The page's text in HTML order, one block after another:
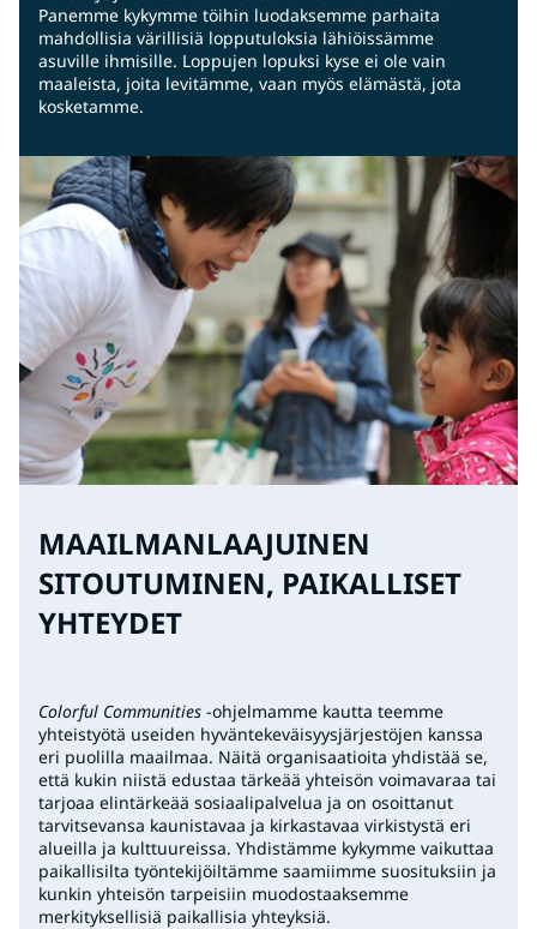
Panemme kykymme töihin luodaksemme parhaita
mahdollisia värillisiä lopputuloksia lähiöissämme
asuville ihmisille. Loppujen lopuksi kyse ei ole vain
maaleista, joita levitämme, vaan myös elämästä, jota
kosketamme.
MAAILMANLAAJUINEN
SITOUTUMINEN, PAIKALLISET
YHTEYDET
Colorful Communities -ohjelmamme kautta teemme
yhteistyötä useiden hyväntekeväisyysjärjestöjen kanssa
eri puolilla maailmaa. Näitä organisaatioita yhdistää se,
että kukin niistä edustaa tärkeää yhteisön voimavaraa tai
tarjoaa elintärkeää sosiaalipalvelua ja on osoittanut
tarvitsevansa kaunistavaa ja kirkastavaa virkistystä eri
alueilla ja kulttuureissa. Yhdistämme kykymme vaikuttaa
paikallisilta työntekijöiltämme saamiimme suosituksiin ja
kunkin yhteisön tarpeisiin muodostaaksemme
merkityksellisiä paikallisia yhteyksiä.